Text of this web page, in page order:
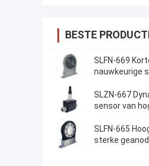
BESTE
SLFN-669
nauwkeurige
SLZN-667
sensor van
SLFN-665
sterke